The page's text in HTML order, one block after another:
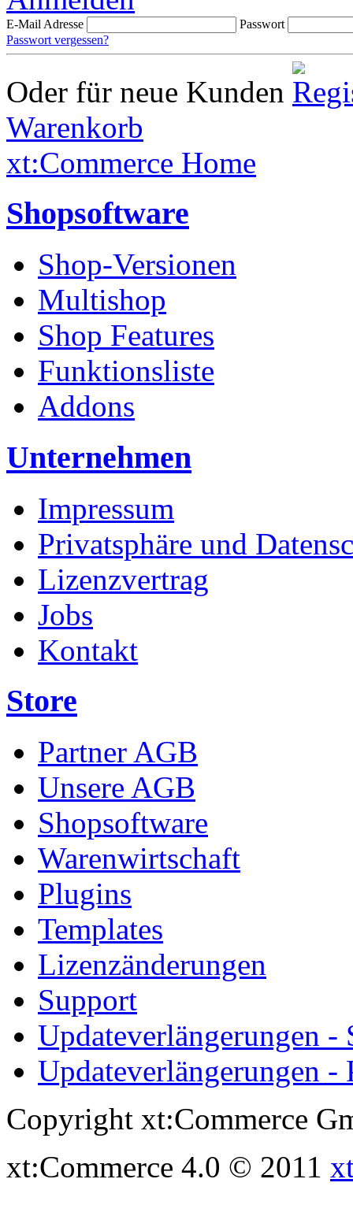
E-Mail Adresse
Passwort
Passwort vergessen?
Oder für neue Kunden
Warenkorb
xt:Commerce Home
Shopsoftware
Shop-Versionen
Multishop
Shop Features
Funktionsliste
Addons
Unternehmen
Impressum
Privatsphäre und
Lizenzvertrag
Jobs
Kontakt
Store
Partner AGB
Unsere AGB
Shopsoftware
Warenwirtschaft
Plugins
Templates
Lizenzänderungen
Support
Updateverlängerungen -
Updateverlängerungen -
Copyright xt:Commerce
xt:Commerce 4.0 © 2011